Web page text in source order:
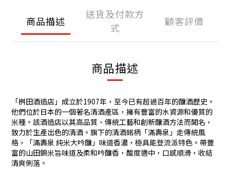
商品描述
送貨及付款方
式
顧客評價
商品描述
「桝田酒造店」成立於1907年，至今已有超過百年的釀酒歷史。
他們位於日本的一個著名清酒產區，擁有豐富的水資源和優質的
米種。該酒造店以其高品質、傳統工藝和創新釀酒方法而聞名，
致力於生產出色的清酒。旗下的清酒銘柄「滿壽泉」走傳統風
格，「滿壽泉 純米大吟釀」味道香濃，極具能登流派特色。帶豐
富的山田錦米旨味道及柔和吟釀香，酸度適中，口感順滑，收結
清爽俐落。